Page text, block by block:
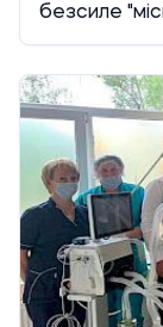
безсиле